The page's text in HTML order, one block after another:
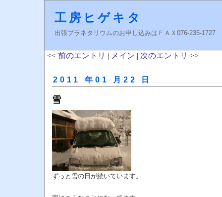
工房ヒゲキタ
出張プラネタリウムのお申し込みはＦＡＸ076-235-
<< 前のエントリ | メイン | 次のエントリ >>
2011 年01 月22 日
雪
ずっと雪の日が続いています。